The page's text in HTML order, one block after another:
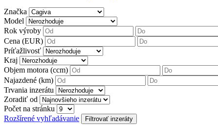
Značka
Model
Rok výroby
Cena (EUR)
Príťažlivosť
Kraj
Objem motora (ccm)
Najazdené (km)
Trvania inzerátu
Zoradiť od
Počet na stránku
Rozšírené vyhľadávanie